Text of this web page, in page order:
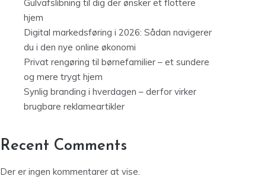
Gulvafslibning til dig der ønsker et flottere
hjem
Digital markedsføring i 2026: Sådan navigerer
du i den nye online økonomi
Privat rengøring til børnefamilier – et sundere
og mere trygt hjem
Synlig branding i hverdagen – derfor virker
brugbare reklameartikler
Recent Comments
Der er ingen kommentarer at vise.